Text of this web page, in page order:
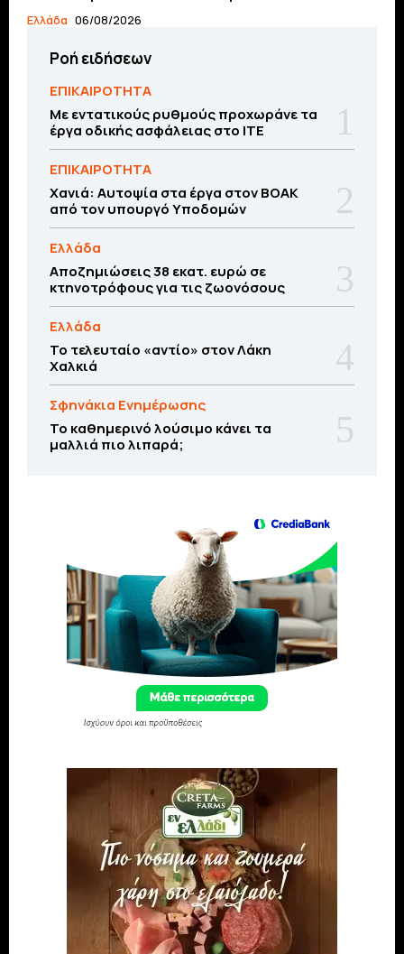
Ελλάδα 06/08/2026
Ροή ειδήσεων
ΕΠΙΚΑΙΡΟΤΗΤΑ
Με εντατικούς ρυθμούς προχωράνε τα
έργα οδικής ασφάλειας στο ΙΤΕ
ΕΠΙΚΑΙΡΟΤΗΤΑ
Χανιά: Αυτοψία στα έργα στον ΒΟΑΚ
από τον υπουργό Υποδομών
Ελλάδα
Αποζημιώσεις 38 εκατ. ευρώ σε
κτηνοτρόφους για τις ζωονόσους
Ελλάδα
Το τελευταίο «αντίο» στον Λάκη
Χαλκιά
Σφηνάκια Ενημέρωσης
Το καθημερινό λούσιμο κάνει τα
μαλλιά πιο λιπαρά;